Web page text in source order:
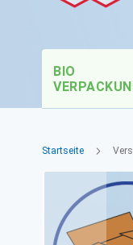
BIO
Startseite
Bildgalerie